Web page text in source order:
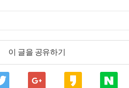
이 글을 공유하기